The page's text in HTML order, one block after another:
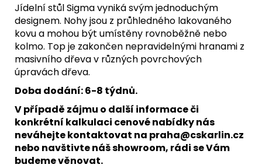
Jídelní stůl Sigma vyniká svým jednoduchým
designem. Nohy jsou z průhledného lakovaného
kovu a mohou být umístěny rovnoběžně nebo
kolmo. Top je zakončen nepravidelnými hranami z
masivního dřeva v různých povrchových
úpravách dřeva.
Doba dodání: 6-8 týdnů.
V případě zájmu o další informace či
konkrétní kalkulaci cenové nabídky nás
neváhejte kontaktovat na praha@cskarlin.cz
nebo navštivte náš showroom, rádi se Vám
budeme věnovat.